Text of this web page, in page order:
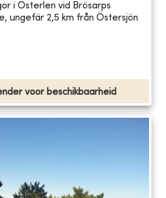
i Österlen vid Brösarps
ungefär 2,5 km från Östersjön
voor beschikbaarheid